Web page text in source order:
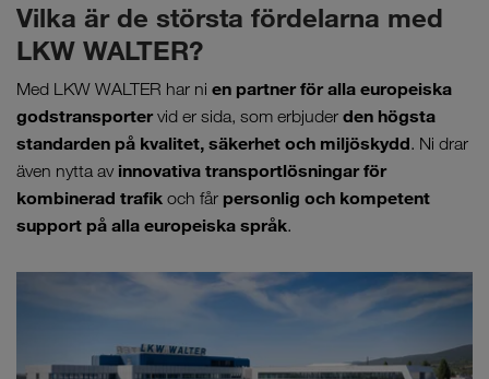
Vilka är de största fördelarna med
LKW WALTER?
Med LKW WALTER har ni en partner för alla europeiska
godstransportervid er sida, som erbjuder den högsta
standarden på kvalitet, säkerhet och miljöskydd. Ni drar
även nytta av innovativa transportlösningar för
kombinerad trafik och får personlig och kompetent
support på alla europeiska språk.